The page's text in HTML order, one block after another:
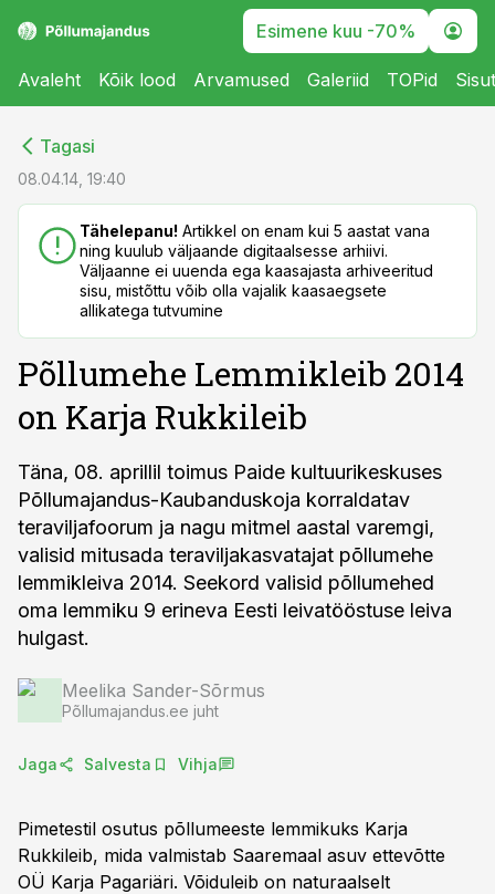
Esimene kuu -70%
Avaleht Kõik lood Arvamused Galeriid TOPid
Tagasi
08.04.14, 19:40
Tähelepanu! Artikkel on enam kui 5 aastat vana
ning kuulub väljaande digitaalsesse arhiivi.
Väljaanne ei uuenda ega kaasajasta arhiveeritud
sisu, mistõttu võib olla vajalik kaasaegsete
allikatega tutvumine
Põllumehe Lemmikleib 2014
on Karja Rukkileib
Täna, 08. aprillil toimus Paide kultuurikeskuses
Põllumajandus-Kaubanduskoja korraldatav
teraviljafoorum ja nagu mitmel aastal varemgi,
valisid mitusada teraviljakasvatajat põllumehe
lemmikleiva 2014. Seekord valisid põllumehed
oma lemmiku 9 erineva Eesti leivatööstuse leiva
hulgast.
Meelika Sander-Sõrmus
Põllumajandus.ee juht
Jaga Salvesta Vihja
Pimetestil osutus põllumeeste lemmikuks Karja
Rukkileib, mida valmistab Saaremaal asuv ettevõtte
OÜ Karja Pagariäri. Võiduleib on naturaalselt